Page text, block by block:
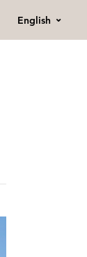
English